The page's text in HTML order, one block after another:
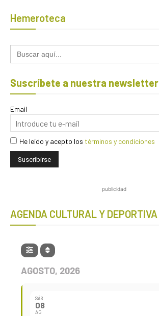
Hemeroteca
Buscar:
Suscríbete a nuestra newsletter
Email
He leído y acepto los términos y condiciones
publicidad
AGENDA CULTURAL Y DEPORTIVA
AGOSTO, 2026
SÁB
08
AG